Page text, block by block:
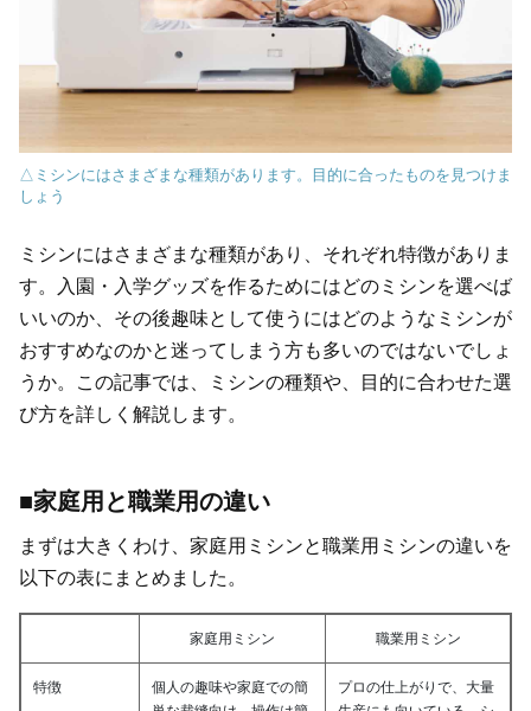
△ミシンにはさまざまな種類があります。目的に合ったものを見つけま
しょう
ミシンにはさまざまな種類があり、それぞれ特徴がありま
す。入園・入学グッズを作るためにはどのミシンを選べば
いいのか、その後趣味として使うにはどのようなミシンが
おすすめなのかと迷ってしまう方も多いのではないでしょ
うか。この記事では、ミシンの種類や、目的に合わせた選
び方を詳しく解説します。
■家庭用と職業用の違い
まずは大きくわけ、家庭用ミシンと職業用ミシンの違いを
以下の表にまとめました。
家庭用ミシン 職業用ミシン
特徴
個人の趣味や家庭での簡
プロの仕上がりで、大量